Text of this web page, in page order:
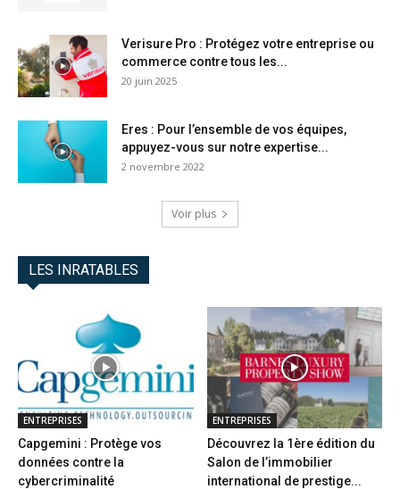
Verisure Pro : Protégez votre entreprise ou
commerce contre tous les...
20 juin 2025
Eres : Pour l’ensemble de vos équipes,
appuyez-vous sur notre expertise...
2 novembre 2022
Voir plus
LES INRATABLES
ENTREPRISES
Capgemini : Protège vos
données contre la
cybercriminalité
ENTREPRISES
Découvrez la 1ère édition du
Salon de l’immobilier
international de prestige...